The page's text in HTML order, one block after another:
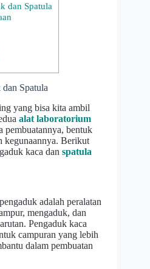
dan Spatula
dan Spatula
yang bisa kita ambil
alat laboratorium
pembuatannya, bentuk
kegunaannya. Berikut
kaca dan spatula
adalah peralatan
mengaduk, dan
Pengaduk kaca
campuran yang lebih
dalam pembuatan